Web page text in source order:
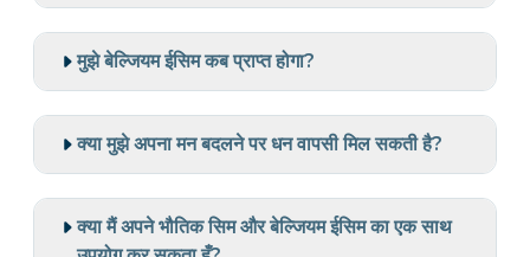
मुझे बेल्जियम ईसिम कब प्राप्त होगा?
क्या मुझे अपना मन बदलने पर धन वापसी मिल सकती है?
क्या मैं अपने भौतिक सिम और बेल्जियम ईसिम का एक साथ